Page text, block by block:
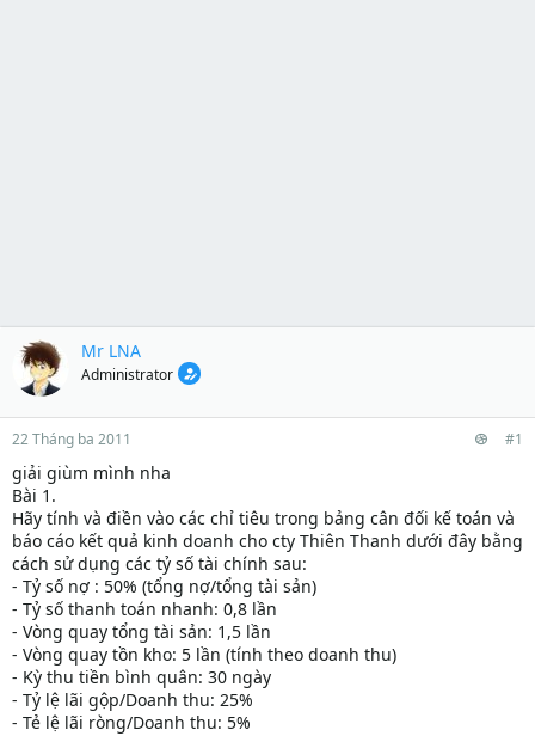
Mr LNA
Administrator
22 Tháng ba 2011 #1
giải giùm mình nha
Bài 1.
Hãy tính và điền vào các chỉ tiêu trong bảng cân đối kế toán và
báo cáo kết quả kinh doanh cho cty Thiên Thanh dưới đây bằng
cách sử dụng các tỷ số tài chính sau:
- Tỷ số nợ : 50% (tổng nợ/tổng tài sản)
- Tỷ số thanh toán nhanh: 0,8 lần
- Vòng quay tổng tài sản: 1,5 lần
- Vòng quay tồn kho: 5 lần (tính theo doanh thu)
- Kỳ thu tiền bình quân: 30 ngày
- Tỷ lệ lãi gộp/Doanh thu: 25%
- Tẻ lệ lãi ròng/Doanh thu: 5%